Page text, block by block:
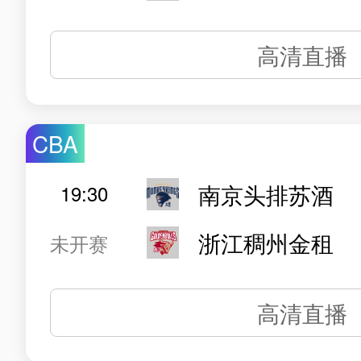
高清直播
CBA
19:30
未开赛
南京头排苏酒
浙江稠州金租
高清直播